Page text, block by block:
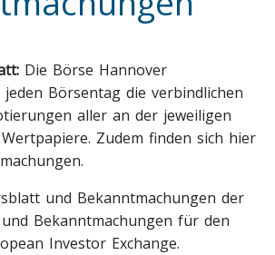
Die Börse Hannover
Börsentag die verbindlichen
aller an der jeweiligen
Zudem finden sich hier
und Bekanntmachungen der
Bekanntmachungen für den
Investor Exchange.